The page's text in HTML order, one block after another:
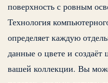
поверхность с ровным
Технология
определяет каждую
данные о цвете и
вашей коллекции. Вы